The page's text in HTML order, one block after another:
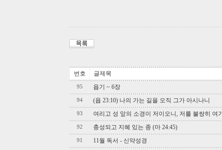
번호 글제목
95 욥기 ~ 6장
94 (욥 23:10) 나의 가는 길을 오직 그가 아시나니
93 여리고 성 앞의 소경이 저이오니, 저를 불쌍히 여
92 충성되고 지혜 있는 종 (마 24:45)
91 11월 독서 - 신약성경